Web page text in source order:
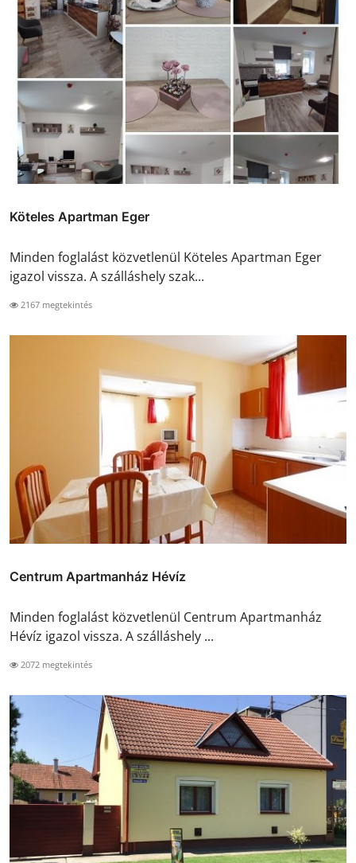
Köteles Apartman Eger
Minden foglalást közvetlenül Köteles Apartman Eger
igazol vissza. A szálláshely szak...
2167 megtekintés
Centrum Apartmanház Hévíz
Minden foglalást közvetlenül Centrum Apartmanház
Hévíz igazol vissza. A szálláshely ...
2072 megtekintés